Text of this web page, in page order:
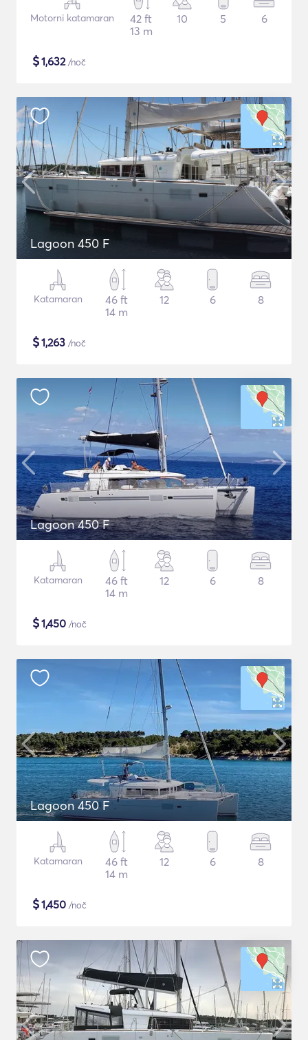
Motorni katamaran
42 ft
13 m
10 5 6
$1,632/noč
Lagoon 450 F
Katamaran
46 ft
14 m
12 6 8
$1,263 /noč
Lagoon 450 F
Katamaran
46 ft
14 m
12 6 8
$1,450 /noč
Lagoon 450 F
Katamaran
46 ft
14 m
12 6 8
$1,450 /noč